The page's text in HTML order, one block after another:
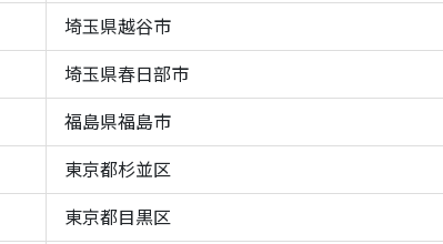
埼玉県越谷市
埼玉県春日部市
福島県福島市
東京都杉並区
東京都目黒区